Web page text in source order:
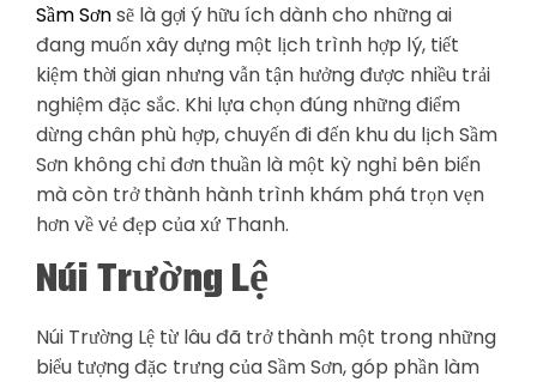
Sầm Sơnsẽ là gợi ý hữu ích dành cho những ai
đang muốn xây dựng một lịch trình hợp lý, tiết
kiệm thời gian nhưng vẫn tận hưởng được nhiều trải
nghiệm đặc sắc. Khi lựa chọn đúng những điểm
dừng chân phù hợp, chuyến đi đến khu du lịch Sầm
Sơn không chỉ đơn thuần là một kỳ nghỉ bên biển
mà còn trở thành hành trình khám phá trọn vẹn
hơn về vẻ đẹp của xứ Thanh.
Núi Trường Lệ
Núi Trường Lệ từ lâu đã trở thành một trong những
biểu tượng đặc trưng của Sầm Sơn, góp phần làm